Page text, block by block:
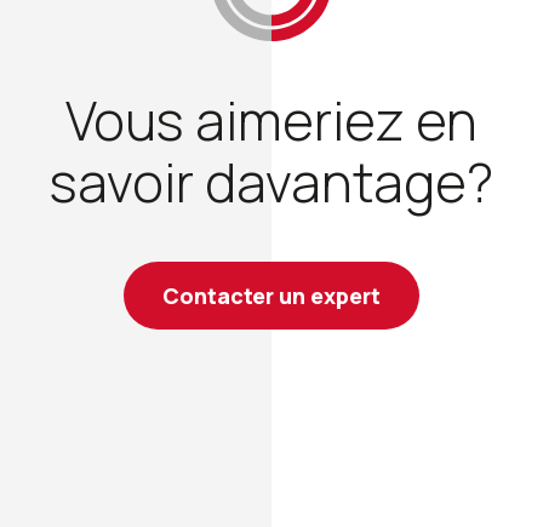
Vous aimeriez en
savoir davantage?
Contacter un expert